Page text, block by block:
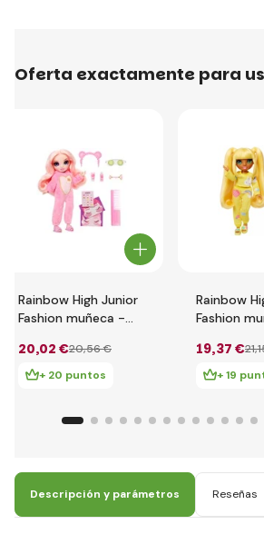
Oferta exactamente para
Rainbow High Junior
Fashion muñeca -
20,02 €20,56 €
+ 20 puntos
Rainbow
Fashion
19,37 €21
+ 19
Descripción y parámetros Reseñas